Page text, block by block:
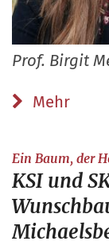
Prof. Birgit
Mehr
Ein Baum, der
KSI und